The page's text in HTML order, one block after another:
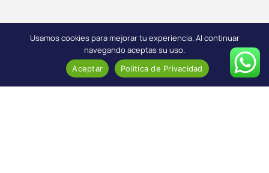
Usamos cookies para mejorar tu experiencia. Al continuar
navegando aceptas su uso.
Aceptar Politíca de Privacidad